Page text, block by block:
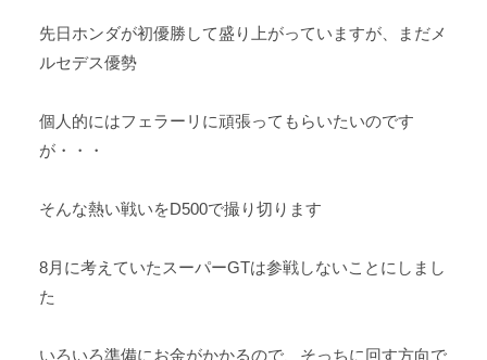
先日ホンダが初優勝して盛り上がっていますが、まだメ
ルセデス優勢
個人的にはフェラーリに頑張ってもらいたいのです
が・・・
そんな熱い戦いをD500で撮り切ります
8月に考えていたスーパーGTは参戦しないことにしまし
た
いろいろ準備にお金がかかるので、そっちに回す方向で